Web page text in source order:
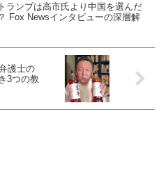
ランプは高市氏より中国を選んだ
Fox Newsインタビューの深層解
護士の
3つの教